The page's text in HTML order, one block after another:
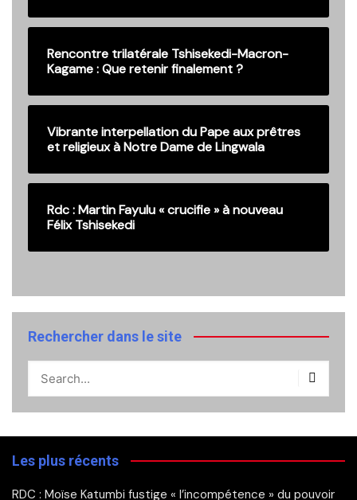
Rencontre trilatérale Tshisekedi-Macron-
Kagame : Que retenir finalement ?
Vibrante interpellation du Pape aux prêtres
et religieux à Notre Dame de Lingwala
Rdc : Martin Fayulu « crucifie » à nouveau
Félix Tshisekedi
Rechercher dans le site
Les plus récents
RDC : Moïse Katumbi fustige « l’incompétence » du pouvoir